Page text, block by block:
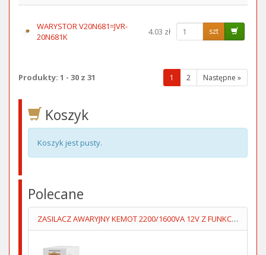
WARYSTOR V20N681=JVR-
20N681K
4.03 zł szt
1
(wybrana
strona)
2 Następne »
Produkty: 1 - 30 z 31
Koszyk
Koszyk jest pusty.
Polecane
ZASILACZ AWARYJNY KEMOT 2200/1600VA 12V Z FUNKCJĄ ŁADOWANIA